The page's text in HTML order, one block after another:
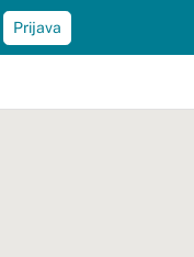
Prijava